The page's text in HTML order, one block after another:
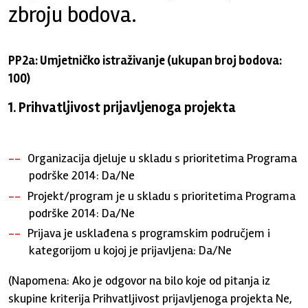
zbroju bodova.
PP2a: Umjetničko istraživanje (ukupan broj bodova:
100)
1. Prihvatljivost prijavljenoga projekta
Organizacija djeluje u skladu s prioritetima Programa
podrške 2014: Da/Ne
Projekt/program je u skladu s prioritetima Programa
podrške 2014: Da/Ne
Prijava je usklađena s programskim područjem i
kategorijom u kojoj je prijavljena: Da/Ne
(Napomena: Ako je odgovor na bilo koje od pitanja iz
skupine kriterija Prihvatljivost prijavljenoga projekta Ne,